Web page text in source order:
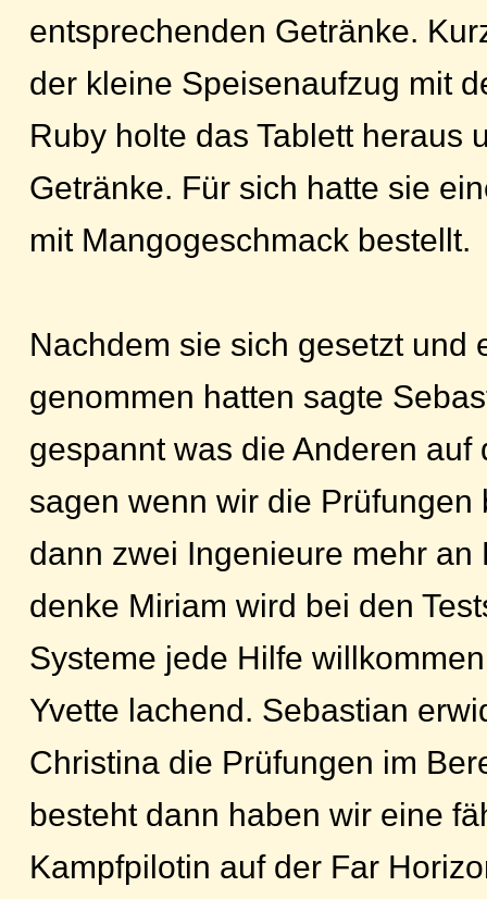
entsprechenden Getränke.
der kleine Speisenaufzug mit
Ruby holte das Tablett heraus
Getränke. Für sich hatte sie
mit Mangogeschmack bestellt.
Nachdem sie sich gesetzt und
genommen hatten sagte
gespannt was die Anderen auf
sagen wenn wir die Prüfungen
dann zwei Ingenieure mehr an
denke Miriam wird bei den
Systeme jede Hilfe
Yvette lachend. Sebastian
Christina die Prüfungen im
besteht dann haben wir eine
Kampfpilotin auf der Far